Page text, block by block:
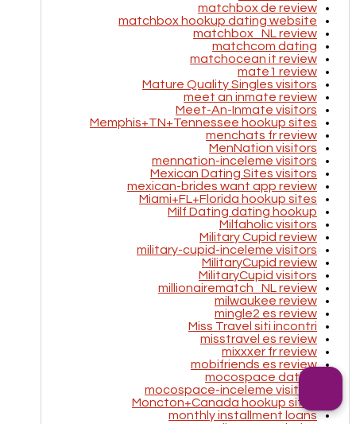
matchbox de review
matchbox hookup dating website
matchbox_NL review
matchcom dating
matchocean it review
mate1 review
Mature Quality Singles visitors
meet an inmate review
Meet-An-Inmate visitors
Memphis+TN+Tennessee hookup sites
menchats fr review
MenNation visitors
mennation-inceleme visitors
Mexican Dating Sites visitors
mexican-brides want app review
Miami+FL+Florida hookup sites
Milf Dating dating hookup
Milfaholic visitors
Military Cupid review
military-cupid-inceleme visitors
MilitaryCupid review
MilitaryCupid visitors
millionairematch_NL review
milwaukee review
mingle2 es review
Miss Travel siti incontri
misstravel es review
mixxxer fr review
mobifriends es review
mocospace dating
mocospace-inceleme visitors
Moncton+Canada hookup sites
monthly installment loans